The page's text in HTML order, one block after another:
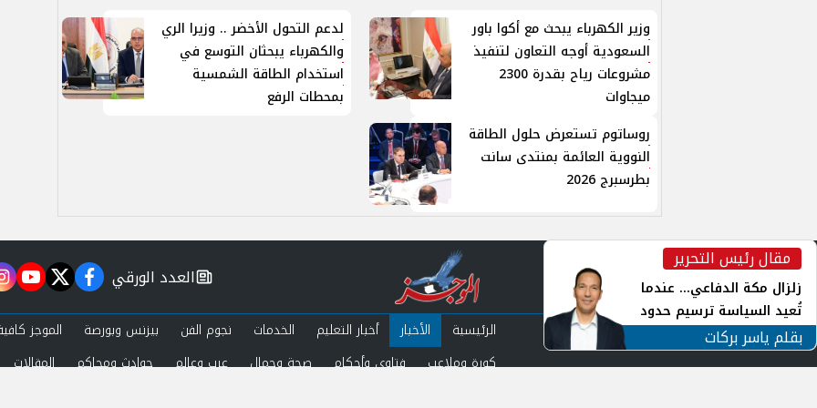
وزير الكهرباء يبحث مع أكوا باور
السعودية أوجه التعاون لتنفيذ
مشروعات رياح بقدرة 2300
ميجاوات
لدعم التحول الأخضر .. وزيرا الري
والكهرباء يبحثان التوسع في
استخدام الطاقة الشمسية
بمحطات الرفع
روساتوم تستعرض حلول الطاقة
النووية العائمة بمنتدى سانت
بطرسبرج 2026
مقال رئيس التحرير
زلزال مكة الدفاعي... عندما
تُعيد السياسة ترسيم حدود
الأمن القومي العربي
بقلم ياسر بركات
newspaper
العدد الورقي facebook
twitter
الرئيسية الأخبار أخبار التعليم الخدمات نجوم الفن بيزنس وبورصة
الموجز
كورة وملاعب
فتاوى وأحكام صحة وجمال عرب وعالم حوادث ومحاكم المقالات